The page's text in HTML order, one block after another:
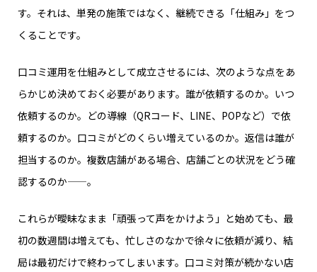
す。それは、単発の施策ではなく、継続できる「仕組み」をつ
くることです。
口コミ運用を仕組みとして成立させるには、次のような点をあ
らかじめ決めておく必要があります。誰が依頼するのか。いつ
依頼するのか。どの導線（QRコード、LINE、POPなど）で依
頼するのか。口コミがどのくらい増えているのか。返信は誰が
担当するのか。複数店舗がある場合、店舗ごとの状況をどう確
認するのか——。
これらが曖昧なまま「頑張って声をかけよう」と始めても、最
初の数週間は増えても、忙しさのなかで徐々に依頼が減り、結
局は最初だけで終わってしまいます。口コミ対策が続かない店